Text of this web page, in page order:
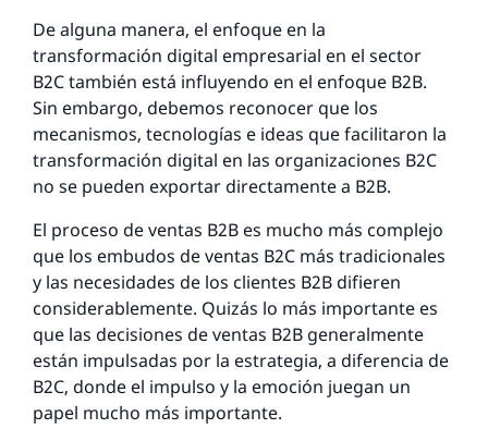
De alguna manera, el enfoque en la
transformación digital empresarial en el sector
B2C también está influyendo en el enfoque B2B.
Sin embargo, debemos reconocer que los
mecanismos, tecnologías e ideas que facilitaron la
transformación digital en las organizaciones B2C
no se pueden exportar directamente a B2B.
El proceso de ventas B2B es mucho más complejo
que los embudos de ventas B2C más tradicionales
y las necesidades de los clientes B2B difieren
considerablemente. Quizás lo más importante es
que las decisiones de ventas B2B generalmente
están impulsadas por la estrategia, a diferencia de
B2C, donde el impulso y la emoción juegan un
papel mucho más importante.